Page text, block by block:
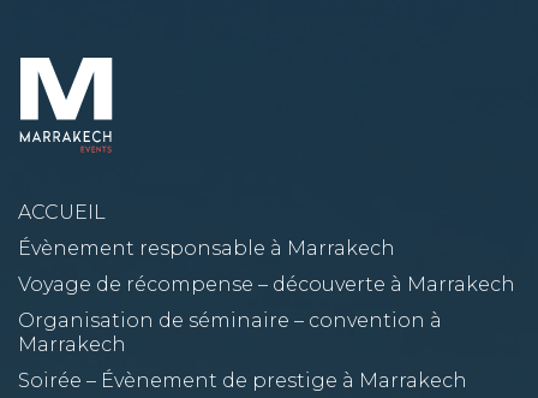
ACCUEIL
Évènement responsable à Marrakech
Voyage de récompense – découverte à Marrakech
Organisation de séminaire – convention à
Marrakech
Soirée – Évènement de prestige à Marrakech